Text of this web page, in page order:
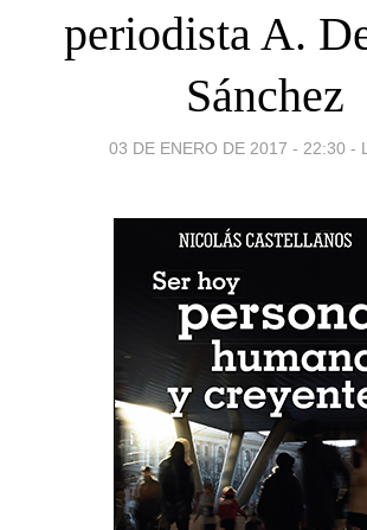
periodista A.
Sánchez
03 DE ENERO DE 2017 - 22:30 -